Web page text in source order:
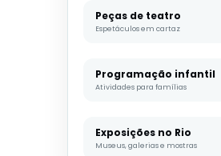
Peças de teatro
Espetáculos em cartaz
Programação infantil
Atividades para famílias
Exposições no Rio
Museus, galerias e mostras